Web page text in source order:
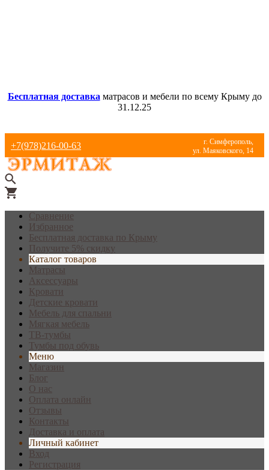
Бесплатная доставка матрасов и мебели по всему Крыму до
31.12.25
+7(978)216-00-63
г. Симферополь,
ул. Маяковского, 14
Сравнение
Избранное
Бесплатная доставка по Крыму
Получите 5% скидку
Каталог товаров
Матрасы
Аксессуары
Кровати
Детские кровати
Мебель для спальни
Мягкая мебель
ТВ-тумбы
Тумбы под обувь
Меню
Магазин
Блог
О нас
Оплата онлайн
Отзывы
Контакты
Доставка и оплата
Личный кабинет
Вход
Регистрация